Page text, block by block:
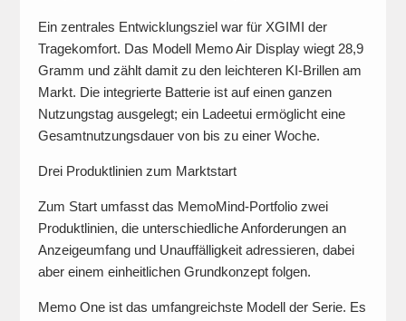
Ein zentrales Entwicklungsziel war für XGIMI der
Tragekomfort. Das Modell Memo Air Display wiegt 28,9
Gramm und zählt damit zu den leichteren KI-Brillen am
Markt. Die integrierte Batterie ist auf einen ganzen
Nutzungstag ausgelegt; ein Ladeetui ermöglicht eine
Gesamtnutzungsdauer von bis zu einer Woche.
Drei Produktlinien zum Marktstart
Zum Start umfasst das MemoMind-Portfolio zwei
Produktlinien, die unterschiedliche Anforderungen an
Anzeigeumfang und Unauffälligkeit adressieren, dabei
aber einem einheitlichen Grundkonzept folgen.
Memo One ist das umfangreichste Modell der Serie. Es